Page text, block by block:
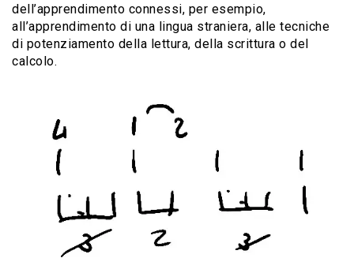
dell’apprendimento connessi, per esempio,
all’apprendimento di una lingua straniera, alle tecniche
di potenziamento della lettura, della scrittura o del
calcolo.